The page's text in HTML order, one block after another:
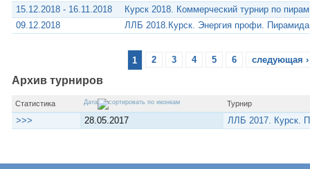
15.12.2018 - 16.11.2018
Курск 2018. Коммерческий турнир по
09.12.2018
ЛЛБ 2018.Курск. Энергия профи.
1 2 3 4 5 6 следующая ›
Архив турниров
Статистика Дата Турнир
>>> 28.05.2017 ЛЛБ 2017. Курск.